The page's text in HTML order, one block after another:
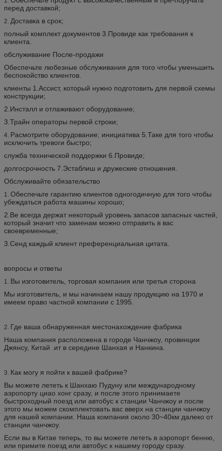
перед доставкой;
2. Доставка в срок;
полный комплект документов 3.Провиде как требования к
клиента.
обслуживание После-продажи
Обеспечьте любезные обслуживания для того чтобы уменьшить
беспокойство клиентов.
клиенты 1.Ассист, который нужно подготовить для первой схемы
конструкции;
2.Инсталл и отлаживают оборудование;
3.Трайн операторы первой строки;
4. Расмотрите оборудование; инициатива 5.Таке для того чтобы
исключить тревоги быстро;
служба технической поддержки 6.Провиде;
долгосрочность 7.Эстаблиш и дружеские отношения.
Обслуживайте обязательство
1. Обеспечьте гарантию клиентов одногодичную для того чтобы
убеждаться работа машины хорошо;
2.Ве всегда держат некоторый уровень запасов запасных частей,
который значит что заменам можно отправить в вас
своевременные;
3.Сенд каждый клиент преференциальная цитата.
вопросы и ответы
1. Вы изготовитель, торговая компания или третья сторона
Мы изготовитель, и мы начинаем нашу продукцию на 1970 и
имеем право частной компании с 1995.
2. Где ваша обнаруженная местонахождение фабрика
Наша компания расположена в городе Чанчжоу, провинции
Джянсу, Китай .ит в середине Шанхая и Нанкина.
3. Как могу я пойти к вашей фабрике?
Вы можете лететь к Шанхаю Пудуну или международному
аэропорту циао хонг сразу, и после этого принимаете
быстроходный поезд или автобус к станции Чанчжоу и после
этого мы можем скомплектовать вас вверх на станции чанчжоу
для нашей компании. Наша компания около 30~40км далеко от
станции чанчжоу.
Если вы в Китае теперь, то вы можете лететь в аэропорт бенню,
или примите поезд или автобус к нашему городу сразу.